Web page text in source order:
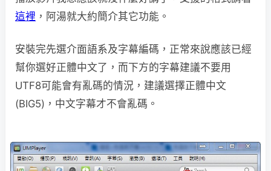
這裡 ，阿湯就大約簡介其它功能。
安裝完先選介面語系及字幕編碼，正常來說應該已經
幫你選好正體中文了，而下方的字幕建議不要用
UTF8可能會有亂碼的情況，建議選擇正體中文
(BIG5)，中文字幕才不會亂碼。